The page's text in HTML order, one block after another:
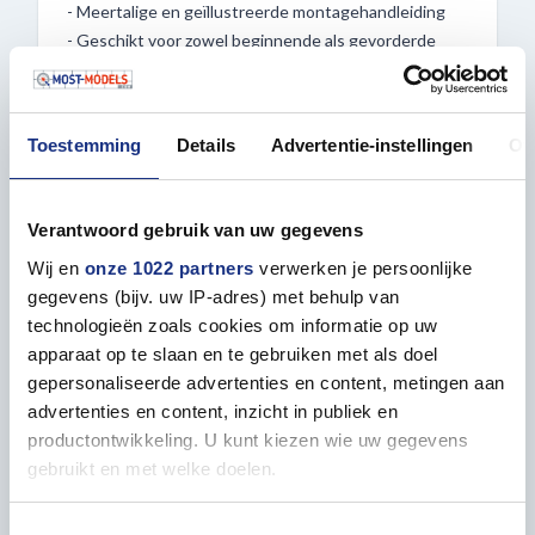
Toestemming Details Advertentie-instellingen
Verantwoord gebruik van uw gegevens
Wij en onze 1022 partners verwerken je persoonlijke
gegevens (bijv. uw IP-adres) met behulp van
technologieën zoals cookies om informatie op uw
apparaat op te slaan en te gebruiken met als doel
gepersonaliseerde advertenties en content, metingen aan
advertenties en content, inzicht in publiek en
productontwikkeling. U kunt kiezen wie uw gegevens
gebruikt en met welke doelen.
- Meertalige en geïllustreerde montagehandleiding
- Geschikt voor zowel beginnende als gevorderde
modelbouwers
Zet vandaag nog de stap naar het bouwen van je
eigen Leopard 2 A6 – nu verkrijgbaar bij Most-
Eigenschappen
ALGEMEEN